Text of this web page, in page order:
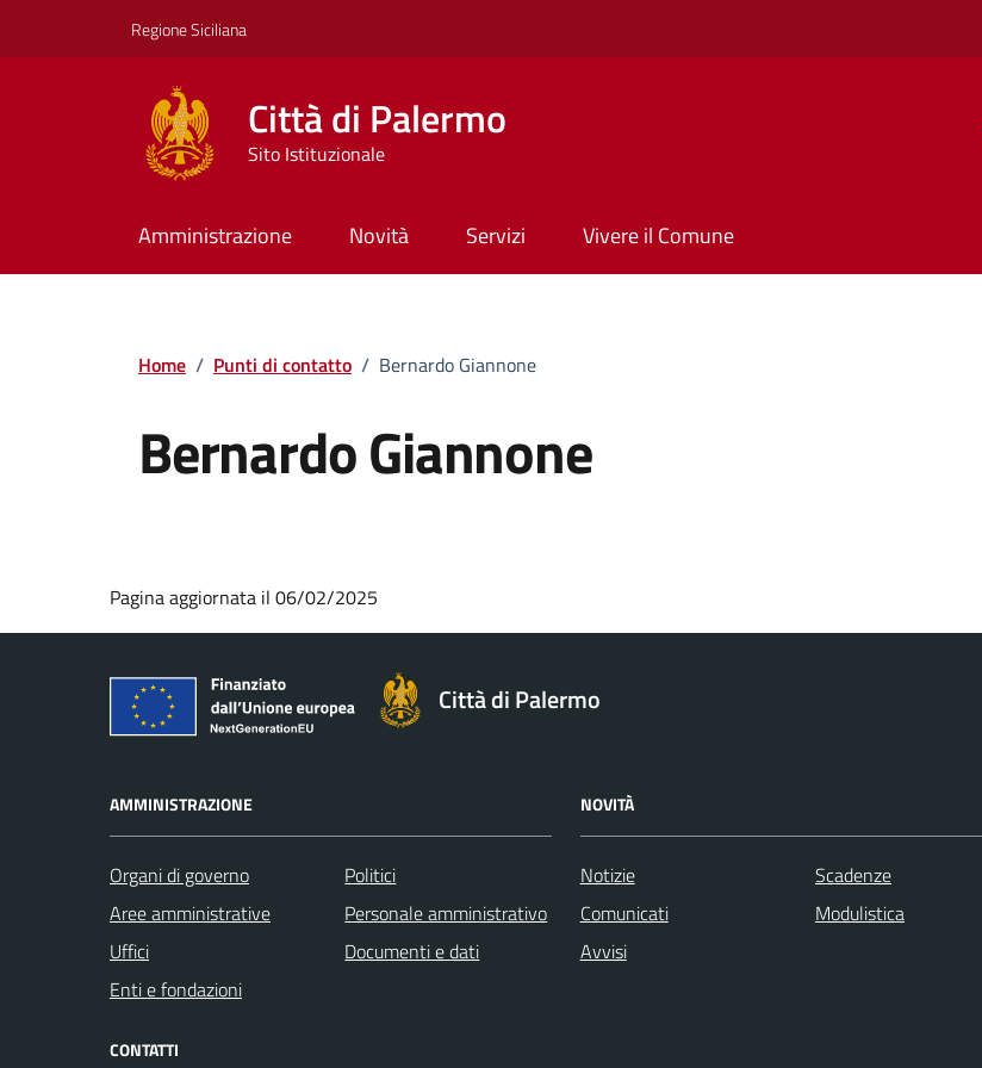
Regione Siciliana
Città di Palermo
Sito Istituzionale
Amministrazione Novità Servizi Vivere il Comune
Home / Punti di contatto / Bernardo Giannone
Bernardo Giannone
Pagina aggiornata il 06/02/2025
Città di Palermo
AMMINISTRAZIONE
Organi di governo
Aree amministrative
Uffici
Enti e fondazioni
Politici
Personale amministrativo
Documenti e dati
NOVITÀ
Notizie
Comunicati
Avvisi
Scadenze
Modulistica
CONTATTI